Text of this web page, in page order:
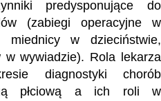
predysponujące do
(zabiegi operacyjne w
miednicy w dzieciństwie,
w wywiadzie). Rola lekarza
diagnostyki chorób
płciową a ich roli w